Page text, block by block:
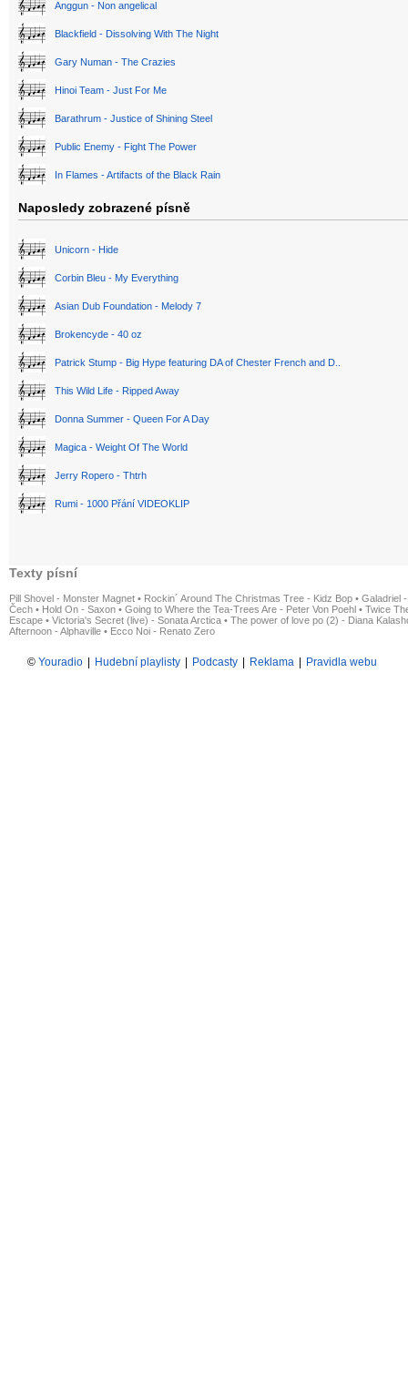
Anggun - Non angelical
Blackfield - Dissolving With The Night
Gary Numan - The Crazies
Hinoi Team - Just For Me
Barathrum - Justice of Shining Steel
Public Enemy - Fight The Power
In Flames - Artifacts of the Black Rain
Naposledy zobrazené písně
Unicorn - Hide
Corbin Bleu - My Everything
Asian Dub Foundation - Melody 7
Brokencyde - 40 oz
Patrick Stump - Big Hype featuring DA of Chester French and D..
This Wild Life - Ripped Away
Donna Summer - Queen For A Day
Magica - Weight Of The World
Jerry Ropero - Thtrh
Rumi - 1000 Přání VIDEOKLIP
Texty písní
Pill Shovel - Monster Magnet • Rockin´ Around The Christmas Tree - Kidz Bop • Galadriel
Čech • Hold On - Saxon • Going to Where the Tea-Trees Are - Peter Von Poehl • Twice
Escape • Victoria's Secret (live) - Sonata Arctica • The power of love po (2) - Diana
Afternoon - Alphaville • Ecco Noi - Renato Zero
© Youradio Hudební playlisty Podcasty Reklama Pravidla webu